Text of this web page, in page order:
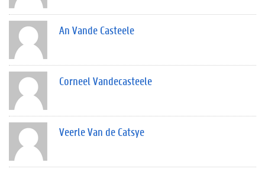
An Vande Casteele
Corneel Vandecasteele
Veerle Van de Catsye